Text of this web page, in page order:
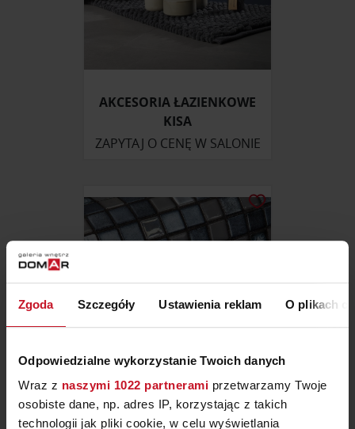
Zgoda Szczegóły Ustawienia reklam O plikach
Odpowiedzialne wykorzystanie Twoich danych
Wraz z naszymi 1022 partnerami przetwarzamy Twoje
osobiste dane, np. adres IP, korzystając z takich
technologii jak pliki cookie, w celu wyświetlania
AKCESORIA ŁAZIENKOWE
KISA
ZAPYTAJ O CENĘ W SALONIE
MOZAIKA SILVER BITS
(TOPPING)